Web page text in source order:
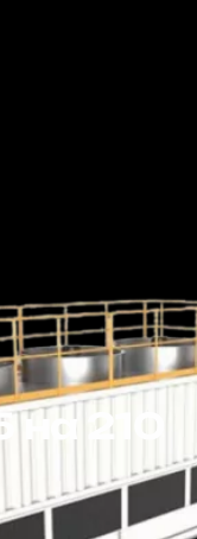
210